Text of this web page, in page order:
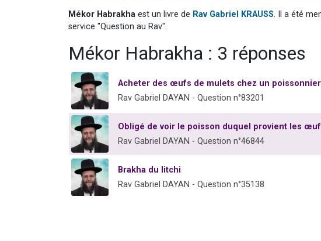
Mékor Habrakha est un livre de Rav Gabriel KRAUSS. Il a été
service "Question au Rav".
Mékor Habrakha : 3 réponses
Acheter des œufs de mulets chez un poissonnier
Rav Gabriel DAYAN - Question n°83201
Obligé de voir le poisson duquel provient les
Rav Gabriel DAYAN - Question n°46844
Brakha du litchi
Rav Gabriel DAYAN - Question n°35138